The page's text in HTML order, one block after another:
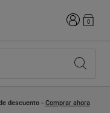
Iniciar0
descuento - Comprar ahora